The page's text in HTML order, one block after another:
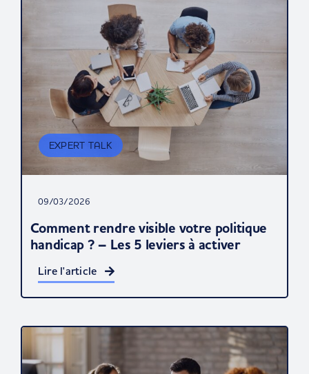
EXPERT TALK
09/03/2026
Comment rendre visible votre politique
handicap ? – Les 5 leviers à activer
Lire l'article